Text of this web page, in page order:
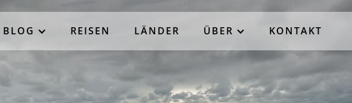
BLOG REISEN LÄNDER ÜBER KONTAKT